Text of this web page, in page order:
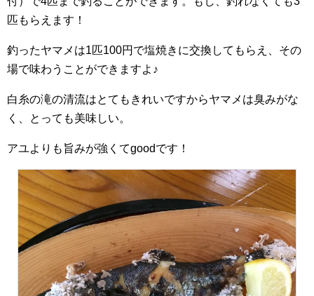
匹もらえます！
釣ったヤマメは1匹100円で塩焼きに交換してもらえ、その
場で味わうことができますよ♪
白糸の滝の清流はとてもきれいですからヤマメは臭みがな
く、とっても美味しい。
アユよりも旨みが強くてgoodです！